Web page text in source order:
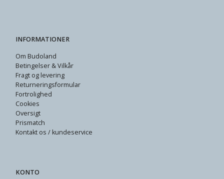
INFORMATIONER
Om Budoland
Betingelser & Vilkår
Fragt og levering
Returneringsformular
Fortrolighed
Cookies
Oversigt
Prismatch
Kontakt os / kundeservice
KONTO